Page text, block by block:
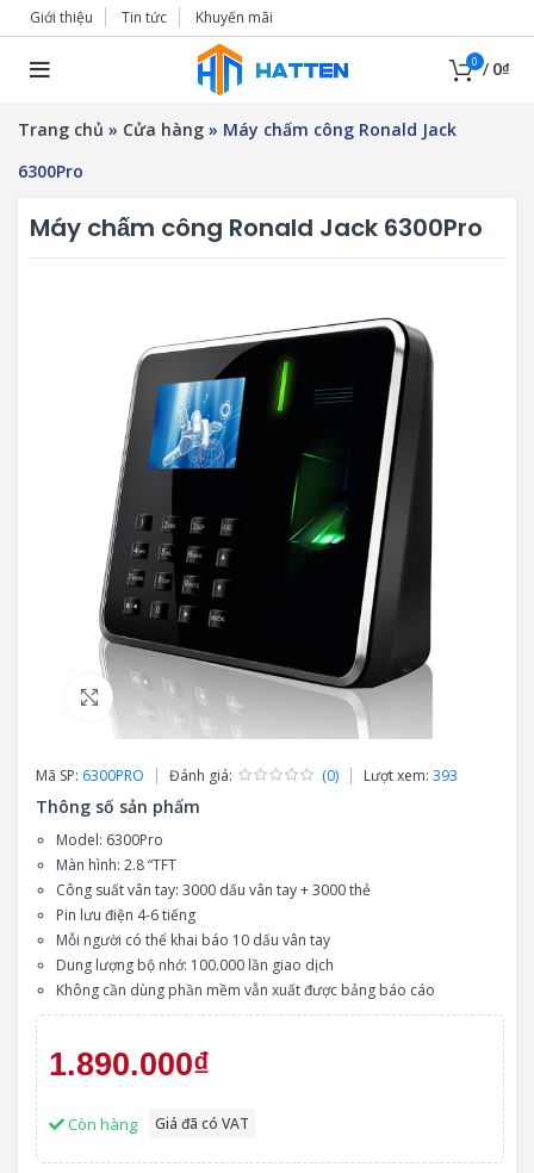
Giới thiệu Tin tức Khuyến mãi
0 / 0₫
Trang chủ » Cửa hàng » Máy chấm công Ronald Jack
6300Pro
Máy chấm công Ronald Jack 6300Pro
Click to enlarge
Mã SP: 6300PRO Đánh giá: (0) Lượt xem:393
Thông số sản phẩm
Model: 6300Pro
Màn hình: 2.8 “TFT
Công suất vân tay: 3000 dấu vân tay + 3000 thẻ
Pin lưu điện 4-6 tiếng
Mỗi người có thể khai báo 10 dấu vân tay
Dung lượng bộ nhớ: 100.000 lần giao dịch
Không cần dùng phần mềm vẫn xuất được bảng báo cáo
1.890.000₫
Còn hàng Giá đã có VAT